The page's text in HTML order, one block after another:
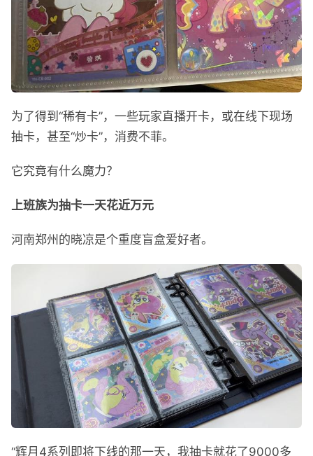
为了得到“稀有卡”，一些玩家直播开卡，或在线下现场
抽卡，甚至“炒卡”，消费不菲。
它究竟有什么魔力？
上班族为抽卡一天花近万元
河南郑州的晓凉是个重度盲盒爱好者。
“辉月4系列即将下线的那一天，我抽卡就花了9000多